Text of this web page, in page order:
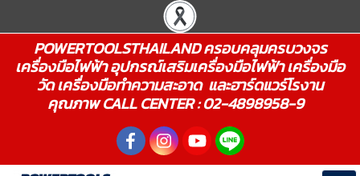
POWERTOOLSTHAILAND ครอบคลุมครบวงจร
เครื่องมือไฟฟ้า อุปกรณ์เสริมเครื่องมือไฟฟ้า เครื่องมือ
วัด เครื่องมือทำความสะอาด และฮาร์ดแวร์โรงาน
คุณภาพ CALL CENTER : 02-4898958-9